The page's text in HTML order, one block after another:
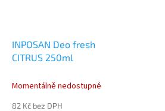
INPOSAN Deo fresh
CITRUS 250ml
Momentálně nedostupné
82 Kč bez DPH